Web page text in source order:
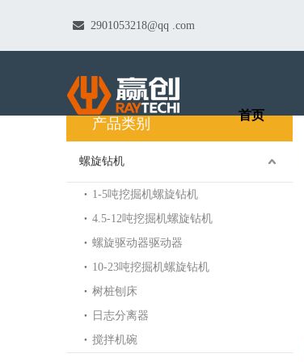
 2901053218@qq .com
首页
产品中心
产品类别
螺旋钻机
1-5吨挖掘机螺旋钻机
4.5-12吨挖掘机螺旋钻机
螺旋驱动器驱动器
10-23吨挖掘机螺旋钻机
树桩刨床
日志分离器
搅拌机碗